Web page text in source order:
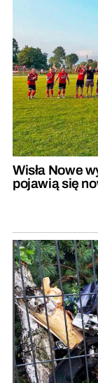
Wisła Nowe
pojawią się